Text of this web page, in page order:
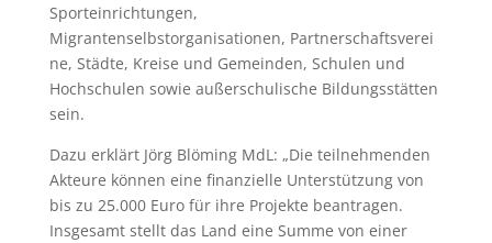
Sporteinrichtungen,
Migrantenselbstorganisationen, Partnerschaftsverei
ne, Städte, Kreise und Gemeinden, Schulen und
Hochschulen sowie außerschulische Bildungsstätten
sein.
Dazu erklärt Jörg Blöming MdL: „Die teilnehmenden
Akteure können eine finanzielle Unterstützung von
bis zu 25.000 Euro für ihre Projekte beantragen.
Insgesamt stellt das Land eine Summe von einer